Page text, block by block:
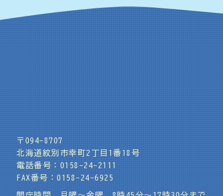
〒094-8707
北海道紋別市幸町2丁目1番18号
電話番号：0158-24-2111
FAX番号：0158-24-6925